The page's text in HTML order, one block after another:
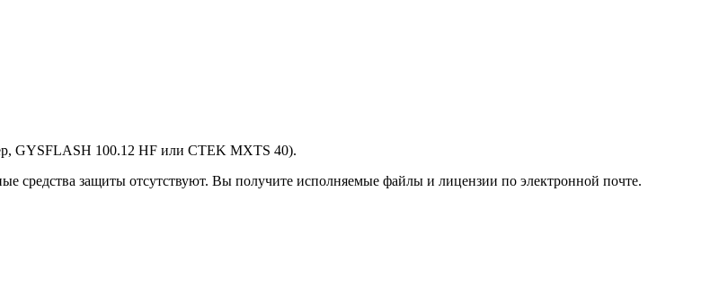
GYSFLASH 100.12 HF или CTEK MXTS 40).
защиты отсутствуют. Вы получите исполняемые файлы и лицензии по электронной почте.